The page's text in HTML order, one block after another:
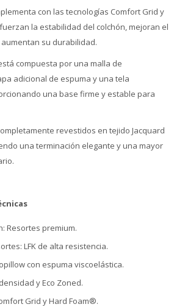
con las tecnologías Comfort Grid y
la estabilidad del colchón, mejoran el
su durabilidad.
compuesta por una malla de
adicional de espuma y una tela
una base firme y estable para
revestidos en tejido Jacquard
una terminación elegante y una mayor
Resortes premium.
LFK de alta resistencia.
con espuma viscoelástica.
y Eco Zoned.
Grid y Hard Foam®.